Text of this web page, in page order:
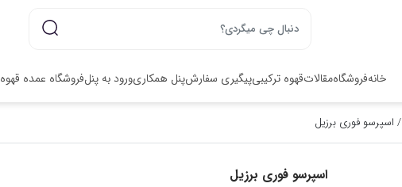
خانهفروشگاهمقالاتقهوه ترکیبیپیگیری سفارشپنل همکاریورود به پنلفروشگاه عمده قهوه
/ اسپرسو فوری برزیل
اسپرسو فوری برزیل